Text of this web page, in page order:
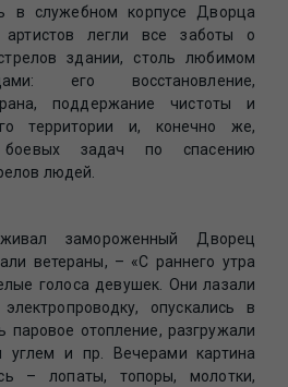
в служебном корпусе Дворца
легли все заботы о
здании, столь любимом
его восстановление,
поддержание чистоты и
территории и, конечно же,
боевых задач по спасению
людей.
замороженный Дворец
ветераны, – «С раннего утра
голоса девушек. Они лазали
опускались в
паровое отопление, разгружали
и пр. Вечерами картина
– лопаты, топоры, молотки,